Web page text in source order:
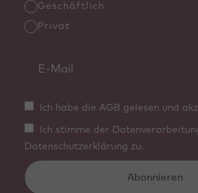
Geschäftlich
Privat
Ich habe die AGB gelesen und
Ich stimme der
Datenschutzerklärung zu.
Abonnieren